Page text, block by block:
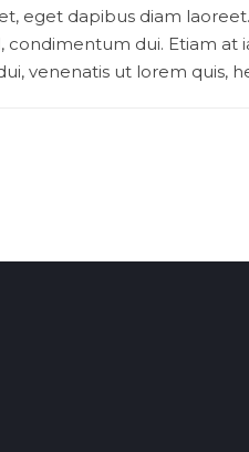
eget dapibus diam
dui. Etiam
venenatis ut lorem quis,